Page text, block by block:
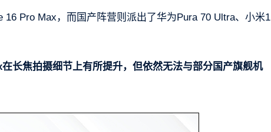
Pro Max，而国产阵营则派出了华为Pura 70 Ultra、小米1
长焦拍摄细节上有所提升，但依然无法与部分国产旗舰机